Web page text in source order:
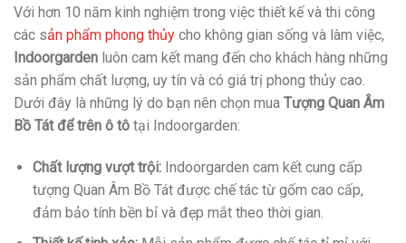
Với hơn 10 năm kinh nghiệm trong việc thiết kế và thi công
các sản phẩm phong thủy cho không gian sống và làm việc,
Indoorgarden luôn cam kết mang đến cho khách hàng những
sản phẩm chất lượng, uy tín và có giá trị phong thủy cao.
Dưới đây là những lý do bạn nên chọn mua Tượng Quan Âm
Bồ Tát để trên ô tô tại Indoorgarden:
Chất lượng vượt trội:Indoorgarden cam kết cung cấp
tượng Quan Âm Bồ Tát được chế tác từ gốm cao cấp,
đảm bảo tính bền bỉ và đẹp mắt theo thời gian.